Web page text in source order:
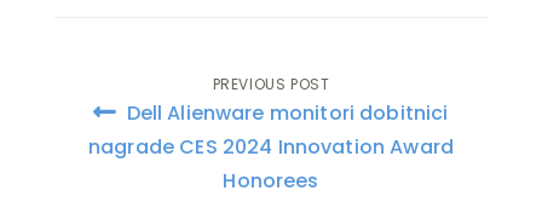
Post
navigation
PREVIOUS POST
Dell Alienware monitori dobitnici
nagrade CES 2024 Innovation Award
Honorees